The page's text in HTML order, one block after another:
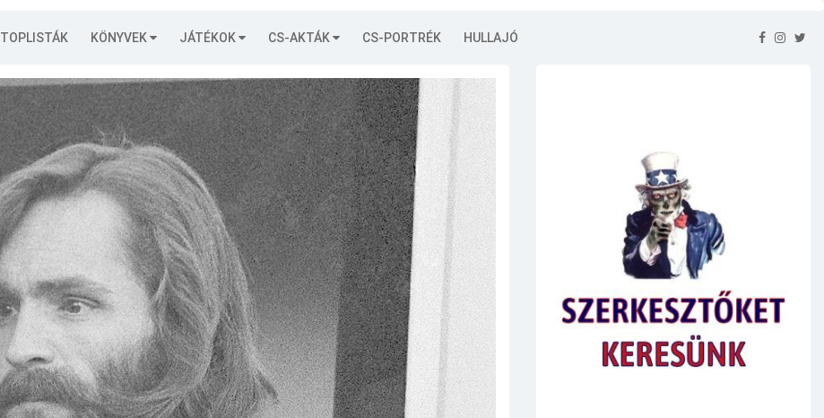
TOPLISTÁK KÖNYVEK JÁTÉKOK CS-AKTÁK CS-PORTRÉK HULLAJÓ